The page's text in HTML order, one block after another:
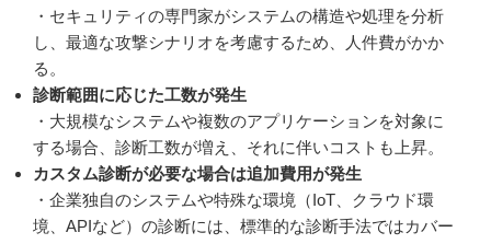
・セキュリティの専門家がシステムの構造や処理を分析
し、最適な攻撃シナリオを考慮するため、人件費がかか
る。
診断範囲に応じた工数が発生
・大規模なシステムや複数のアプリケーションを対象に
する場合、診断工数が増え、それに伴いコストも上昇。
カスタム診断が必要な場合は追加費用が発生
・企業独自のシステムや特殊な環境（IoT、クラウド環
境、APIなど）の診断には、標準的な診断手法ではカバー